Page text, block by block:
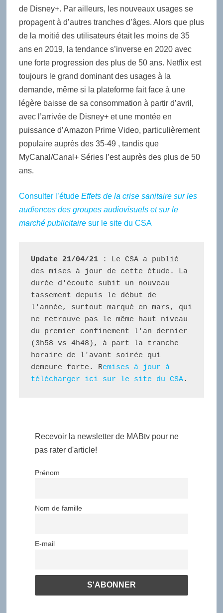
de Disney+. Par ailleurs, les nouveaux usages se
propagent à d’autres tranches d’âges. Alors que plus
de la moitié des utilisateurs était les moins de 35
ans en 2019, la tendance s’inverse en 2020 avec
une forte progression des plus de 50 ans. Netflix est
toujours le grand dominant des usages à la
demande, même si la plateforme fait face à une
légère baisse de sa consommation à partir d’avril,
avec l’arrivée de Disney+ et une montée en
puissance d’Amazon Prime Video, particulièrement
populaire auprès des 35-49 , tandis que
MyCanal/Canal+ Séries l’est auprès des plus de 50
ans.
Consulter l’étude Effets de la crise sanitaire sur les
audiences des groupes audiovisuels et sur le
marché publicitairesur le site du CSA
Update 21/04/21
: Le CSA a publié
des mises à jour de cette étude. La
durée d'écoute subit un nouveau
tassement depuis le début de
l'année, surtout marqué en mars, qui
ne retrouve pas le même haut niveau
du premier confinement l'an dernier
(3h58 vs 4h48), à part la tranche
horaire de l'avant soirée qui
demeure forte. Remises à jour à
télécharger ici sur le site du CSA.
Recevoir la newsletter de MABtv pour ne
pas rater d'article!
Prénom
Nom de famille
E-mail